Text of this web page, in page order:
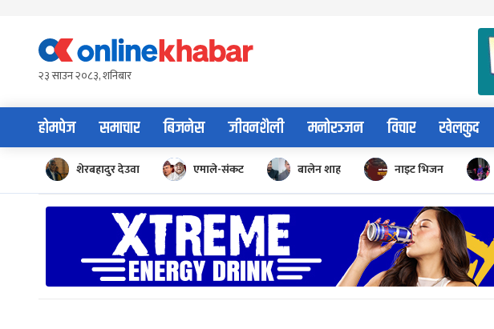
content२३ साउन २०८३, शनिबार
होमपेज समाचार बिजनेस जीवनशैली मनोरञ्जन विचार खेलकुद
शेरबहादुर देउवा एमाले-संकट बालेन शाह नाइट भिजन